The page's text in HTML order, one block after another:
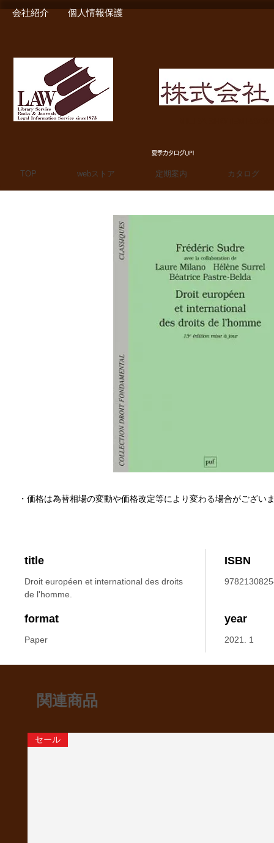
会社紹介 個人情報保護
夏季カタログUP!
TOP webストア 定期案内 カタログ
title
Droit européen et international des droits
de l'homme.
ISBN
format
Paper
year
2021. 1
・価格は為替相場の変動や価格改定等により変わる場合がござい
関連商品
セール